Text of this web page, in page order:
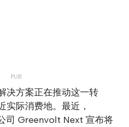
决方案正在推动这一转
实际消费地。最近，
司 Greenvolt Next 宣布将